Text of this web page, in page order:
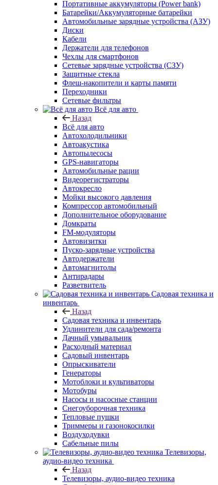
Портативные аккумуляторы (Power bank)
Батарейки/Аккумуляторные батарейки
Автомобильные зарядные устройства (АЗУ)
Диски
Кабели
Держатели для телефонов
Чехлы для смартфонов
Сетевые зарядные устройства (СЗУ)
Защитные стекла
Флеш-накопители и карты памяти
Переходники
Сетевые фильтры
Всё для авто
Назад
Всё для авто
Автохолодильники
Автоакустика
Автопылесосы
GPS-навигаторы
Автомобильные рации
Видеорегистраторы
Автокресло
Мойки высокого давления
Компрессор автомобильный
Дополнительное оборудование
Домкраты
FM-модуляторы
Автовизитки
Пуско-зарядные устройства
Автодержатели
Автомагнитолы
Антирадары
Разветвитель
Садовая техника и
инвентарь
Назад
Садовая техника и инвентарь
Удлинители для сада/ремонта
Дачный умывальник
Расходный материал
Садовый инвентарь
Опрыскиватели
Генераторы
Мотоблоки и культиваторы
Мотобуры
Насосы и насосные станции
Снегоуборочная техника
Тепловые пушки
Триммеры и газонокосилки
Воздуходувки
Сабельные пилы
Телевизоры,
аудио-видео техника
Назад
Телевизоры, аудио-видео техника